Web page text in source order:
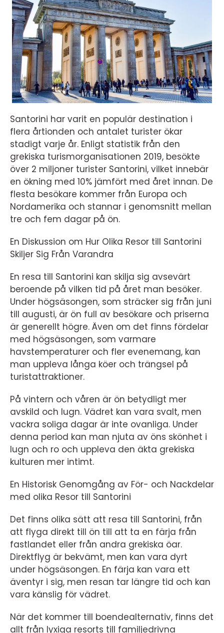
Santorini har varit en populär destination i
flera årtionden och antalet turister ökar
stadigt varje år. Enligt statistik från den
grekiska turismorganisationen 2019, besökte
över 2 miljoner turister Santorini, vilket innebär
en ökning med 10% jämfört med året innan. De
flesta besökare kommer från Europa och
Nordamerika och stannar i genomsnitt mellan
tre och fem dagar på ön.
En Diskussion om Hur Olika Resor till Santorini
Skiljer Sig Från Varandra
En resa till Santorini kan skilja sig avsevärt
beroende på vilken tid på året man besöker.
Under högsäsongen, som sträcker sig från juni
till augusti, är ön full av besökare och priserna
är generellt högre. Även om det finns fördelar
med högsäsongen, som varmare
havstemperaturer och fler evenemang, kan
man uppleva långa köer och trängsel på
turistattraktioner.
På vintern och våren är ön betydligt mer
avskild och lugn. Vädret kan vara svalt, men
vackra soliga dagar är inte ovanliga. Under
denna period kan man njuta av öns skönhet i
lugn och ro och uppleva den äkta grekiska
kulturen mer intimt.
En Historisk Genomgång av För- och Nackdelar
med olika Resor till Santorini
Det finns olika sätt att resa till Santorini, från
att flyga direkt till ön till att ta en färja från
fastlandet eller från andra grekiska öar.
Direktflyg är bekvämt, men kan vara dyrt
under högsäsongen. En färja kan vara ett
äventyr i sig, men resan tar längre tid och kan
vara känslig för vädret.
När det kommer till boendealternativ, finns det
allt från lyxiga resorts till familjedrivna